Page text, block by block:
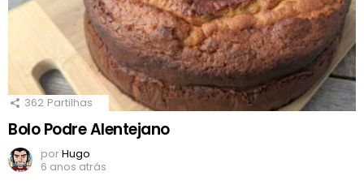
362 Partilhas
Bolo Podre Alentejano
porHugo
6 anos atrás